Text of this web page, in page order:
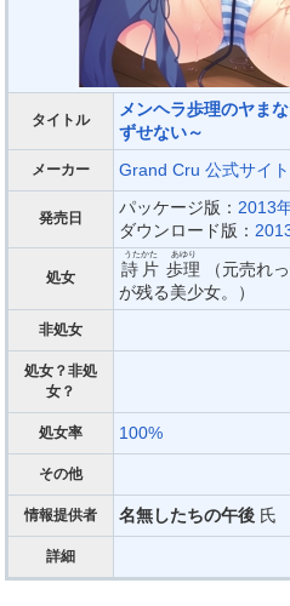
タイトル
メンヘラ歩理のヤま
ずせない～
メーカー Grand Cru 公式サイト
発売日
パッケージ版： 2013
ダウンロード版：
処女 詩片
うたかた
歩理
あゆり
（元売れ
が残る美少女。）
非処女
処女？非処
女？
処女率 100%
その他
情報提供者 名無したちの午後 氏
詳細